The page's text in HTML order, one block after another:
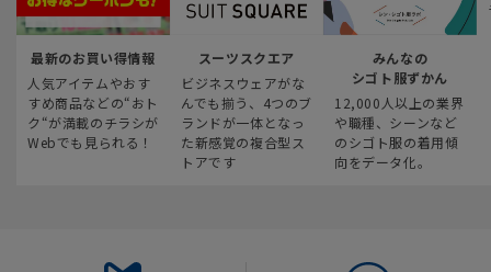
最新のお買い得情報
人気アイテムやおす
すめ商品などの“おト
ク“が満載のチラシが
Webでも見られる！
スーツスクエア
ビジネスウェアがな
んでも揃う、4つのブ
ランドが一体となっ
た新感覚の複合型ス
トアです
みんなの
シゴト服ずかん
12,000人以上の業界
や職種、シーンなど
のシゴト服の着用傾
向をデータ化。